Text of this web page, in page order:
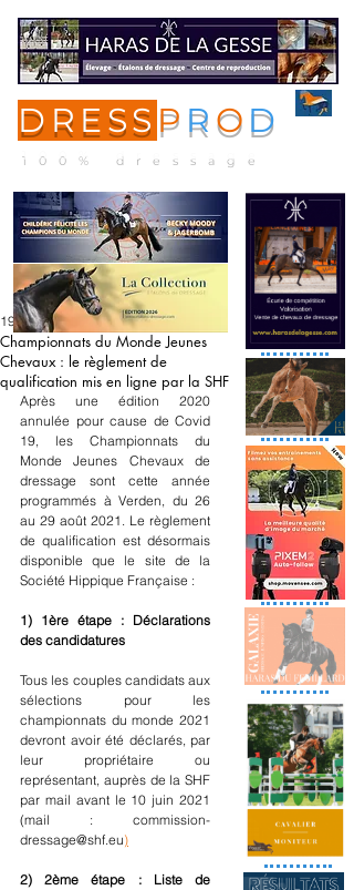
DRESS P R O D
100% dressage
Championnats du Monde Jeunes
Chevaux : le règlement de
qualification mis en ligne par la SHF
19 mai 2021
Après une édition 2020
annulée pour cause de Covid
19, les Championnats du
Monde Jeunes Chevaux de
dressage sont cette année
programmés à Verden, du 26
au 29 août 2021. Le règlement
de qualification est désormais
disponible que le site de la
Société Hippique Française :
1) 1ère étape : Déclarations
des candidatures
Tous les couples candidats aux
sélections pour les
championnats du monde 2021
devront avoir été déclarés, par
leur propriétaire ou
représentant, auprès de la SHF
par mail avant le 10 juin 2021
(mail : commission-
dressage@shf.eu)
2) 2ème étape : Liste de